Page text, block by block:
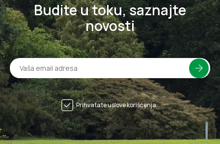
Budite u toku, saznajte
novosti
Prihvatate uslove korišćenja.